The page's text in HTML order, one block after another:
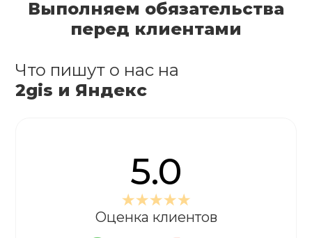
Выполняем обязательства
перед клиентами
Что пишут о нас на
2gis и Яндекс
5.0
Оценка клиентов